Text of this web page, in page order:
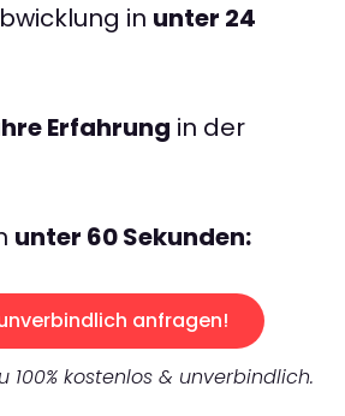
in unter 24
Erfahrung in der
unter 60 Sekunden:
anfragen!
100% kostenlos & unverbindlich.